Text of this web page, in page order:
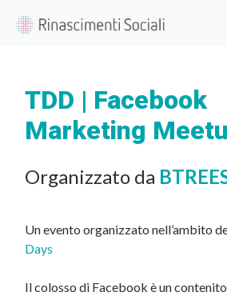
TDD | Facebook
Marketing
Organizzato da
Un evento organizzato nell’ambito
Days
Il colosso di Facebook è un